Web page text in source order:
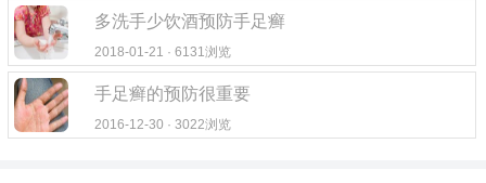
多洗手少饮酒预防手足癣
2018-01-21 · 6131浏览
手足癣的预防很重要
2016-12-30 · 3022浏览